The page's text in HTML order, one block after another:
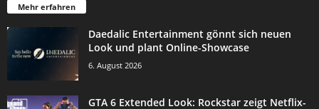
Mehr erfahren
Daedalic Entertainment gönnt sich neuen
Look und plant Online-Showcase
6. August 2026
GTA 6 Extended Look: Rockstar zeigt Netflix-